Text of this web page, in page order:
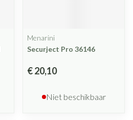
Menarini
Securject Pro 36146
€ 20,10
Niet beschikbaar